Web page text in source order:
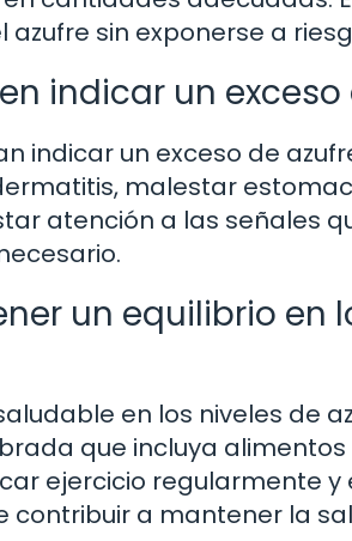
sin exponerse a
indicar un
indicar un exceso de
malestar
atención a las señales
un equilibrio en
en los niveles de
que incluya alimentos
ejercicio regularmente y
a mantener la